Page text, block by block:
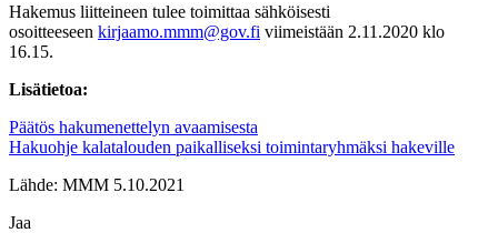
Hakemus liitteineen tulee toimittaa sähköisesti
osoitteeseen kirjaamo.mmm@gov.fi viimeistään 2.11.2020 klo
16.15.
Lisätietoa:
Päätös hakumenettelyn avaamisesta
Hakuohje kalatalouden paikalliseksi toimintaryhmäksi hakeville
Lähde: MMM 5.10.2021
Jaa